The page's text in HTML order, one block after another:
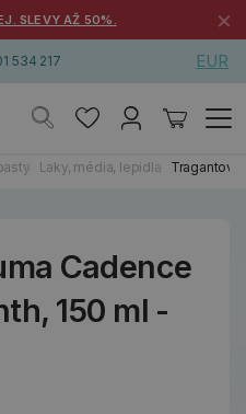
SLEVY AŽ 50%. ×
534 217 EUR
Laky, média, lepidla Tragantová
Cadence
150 ml -